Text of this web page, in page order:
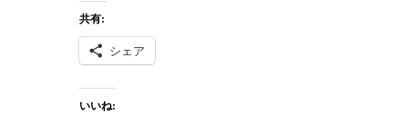
共有:
シェア
いいね: